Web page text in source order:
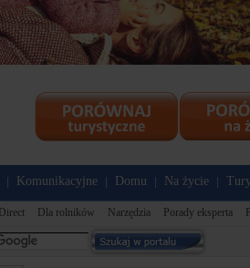
Komunikacyjne Domu Na życie
Dla rolników Narzędzia Porady eksperta